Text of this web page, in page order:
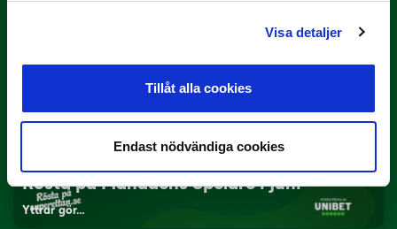
Visa detaljer
Tillåt alla cookies
Endast nödvändiga cookies
Rösta på Månadens Spelare i juni
Yttrar gör…